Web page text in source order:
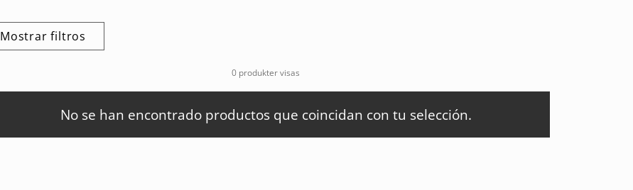
Mostrar filtros
0 produkter visas
No se han encontrado productos que coincidan con tu selección.